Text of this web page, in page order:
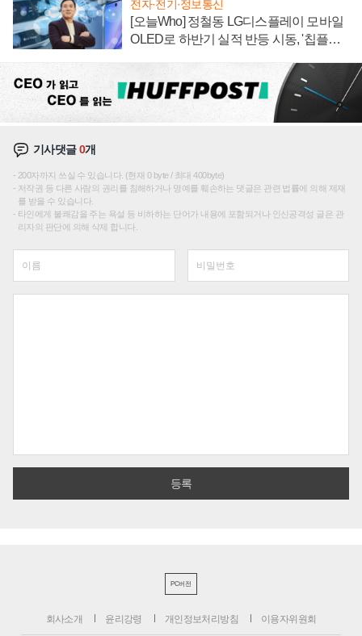
전자·전기·정보통신
[오늘Who] 정철동 LG디스플레이 모바일
OLED로 하반기 실적 반등 시동, '칩플레
기사댓글0개
200자까지 쓰실 수 있습니다. (현재 0 byte / 최대 400byte)
저작권 등 다른 사람의 권리를 침해하거나 명예를 훼손하는 댓글은 관련 법률에 의해 제재
를 받을 수 있습니다.
타인에게 불쾌감을 주는 욕설 등 비하하는 단어가 내용에 포함되거나 인신공격성 글은 관
리자의 판단에 의해 삭제 합니다.
PC버전
회사소개 윤리강령 개인정보처리방침 이용자위원회